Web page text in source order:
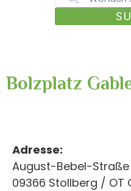
Bolzplatz
Adresse:
August-Bebel-Straße
09366 Stollberg / OT